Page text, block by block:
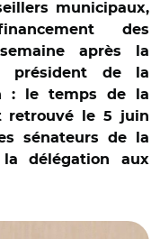
municipaux,
des
après la
président de la
: le temps de la
retrouvé le 5 juin
sénateurs de la
délégation aux